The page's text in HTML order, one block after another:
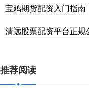
宝鸡期货配资入门指南
清远股票配资平台正
推荐阅读